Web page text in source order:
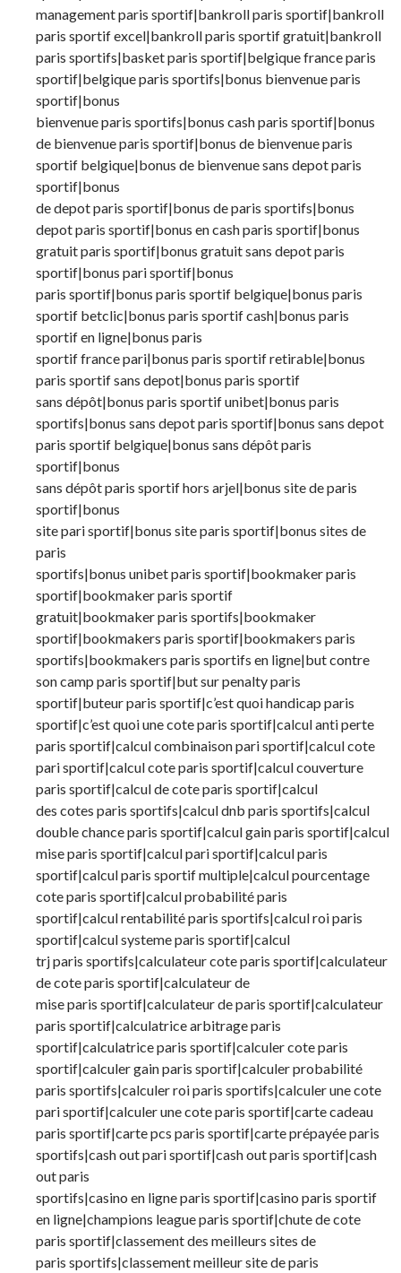
management paris sportif|bankroll paris sportif|bankroll
paris sportif excel|bankroll paris sportif gratuit|bankroll
paris sportifs|basket paris sportif|belgique france paris
sportif|belgique paris sportifs|bonus bienvenue paris
sportif|bonus
bienvenue paris sportifs|bonus cash paris sportif|bonus
de bienvenue paris sportif|bonus de bienvenue paris
sportif belgique|bonus de bienvenue sans depot paris
sportif|bonus
de depot paris sportif|bonus de paris sportifs|bonus
depot paris sportif|bonus en cash paris sportif|bonus
gratuit paris sportif|bonus gratuit sans depot paris
sportif|bonus pari sportif|bonus
paris sportif|bonus paris sportif belgique|bonus paris
sportif betclic|bonus paris sportif cash|bonus paris
sportif en ligne|bonus paris
sportif france pari|bonus paris sportif retirable|bonus
paris sportif sans depot|bonus paris sportif
sans dépôt|bonus paris sportif unibet|bonus paris
sportifs|bonus sans depot paris sportif|bonus sans depot
paris sportif belgique|bonus sans dépôt paris
sportif|bonus
sans dépôt paris sportif hors arjel|bonus site de paris
sportif|bonus
site pari sportif|bonus site paris sportif|bonus sites de
paris
sportifs|bonus unibet paris sportif|bookmaker paris
sportif|bookmaker paris sportif
gratuit|bookmaker paris sportifs|bookmaker
sportif|bookmakers paris sportif|bookmakers paris
sportifs|bookmakers paris sportifs en ligne|but contre
son camp paris sportif|but sur penalty paris
sportif|buteur paris sportif|c’est quoi handicap paris
sportif|c’est quoi une cote paris sportif|calcul anti perte
paris sportif|calcul combinaison pari sportif|calcul cote
pari sportif|calcul cote paris sportif|calcul couverture
paris sportif|calcul de cote paris sportif|calcul
des cotes paris sportifs|calcul dnb paris sportifs|calcul
double chance paris sportif|calcul gain paris sportif|calcul
mise paris sportif|calcul pari sportif|calcul paris
sportif|calcul paris sportif multiple|calcul pourcentage
cote paris sportif|calcul probabilité paris
sportif|calcul rentabilité paris sportifs|calcul roi paris
sportif|calcul systeme paris sportif|calcul
trj paris sportifs|calculateur cote paris sportif|calculateur
de cote paris sportif|calculateur de
mise paris sportif|calculateur de paris sportif|calculateur
paris sportif|calculatrice arbitrage paris
sportif|calculatrice paris sportif|calculer cote paris
sportif|calculer gain paris sportif|calculer probabilité
paris sportifs|calculer roi paris sportifs|calculer une cote
pari sportif|calculer une cote paris sportif|carte cadeau
paris sportif|carte pcs paris sportif|carte prépayée paris
sportifs|cash out pari sportif|cash out paris sportif|cash
out paris
sportifs|casino en ligne paris sportif|casino paris sportif
en ligne|champions league paris sportif|chute de cote
paris sportif|classement des meilleurs sites de
paris sportifs|classement meilleur site de paris